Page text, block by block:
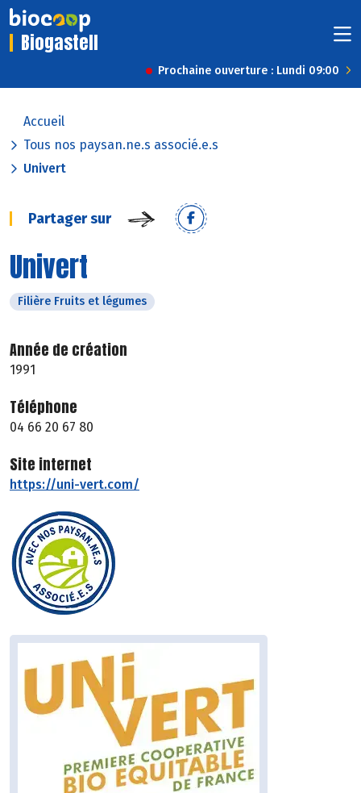
Biogastell
Prochaine ouverture : Lundi 09:00
Accueil
Tous nos paysan.ne.s associé.e.s
Univert
Partager sur
Univert
Filière Fruits et légumes
Année de création
1991
Téléphone
04 66 20 67 80
Site internet
https://uni-vert.com/